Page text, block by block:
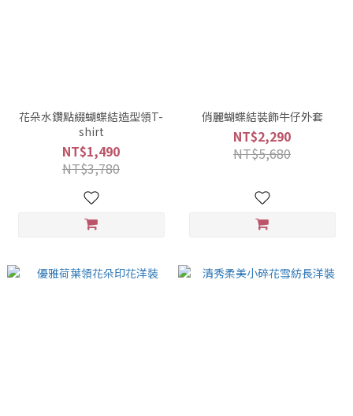
花朵水鑽點綴蝴蝶結造型領T-
shirt
NT$1,490
NT$3,780
俏麗蝴蝶結裝飾牛仔外套
NT$2,290
NT$5,680